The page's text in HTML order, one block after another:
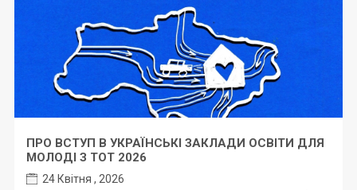
ПРО ВСТУП В УКРАЇНСЬКІ ЗАКЛАДИ ОСВІТИ ДЛЯ
МОЛОДІ З ТОТ 2026
24 Квітня , 2026